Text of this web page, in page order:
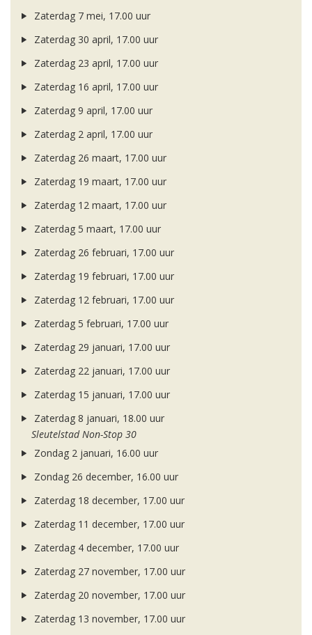
Zaterdag 7 mei, 17.00 uur
Zaterdag 30 april, 17.00 uur
Zaterdag 23 april, 17.00 uur
Zaterdag 16 april, 17.00 uur
Zaterdag 9 april, 17.00 uur
Zaterdag 2 april, 17.00 uur
Zaterdag 26 maart, 17.00 uur
Zaterdag 19 maart, 17.00 uur
Zaterdag 12 maart, 17.00 uur
Zaterdag 5 maart, 17.00 uur
Zaterdag 26 februari, 17.00 uur
Zaterdag 19 februari, 17.00 uur
Zaterdag 12 februari, 17.00 uur
Zaterdag 5 februari, 17.00 uur
Zaterdag 29 januari, 17.00 uur
Zaterdag 22 januari, 17.00 uur
Zaterdag 15 januari, 17.00 uur
Zaterdag 8 januari, 18.00 uur
Sleutelstad Non-Stop 30
Zondag 2 januari, 16.00 uur
Zondag 26 december, 16.00 uur
Zaterdag 18 december, 17.00 uur
Zaterdag 11 december, 17.00 uur
Zaterdag 4 december, 17.00 uur
Zaterdag 27 november, 17.00 uur
Zaterdag 20 november, 17.00 uur
Zaterdag 13 november, 17.00 uur